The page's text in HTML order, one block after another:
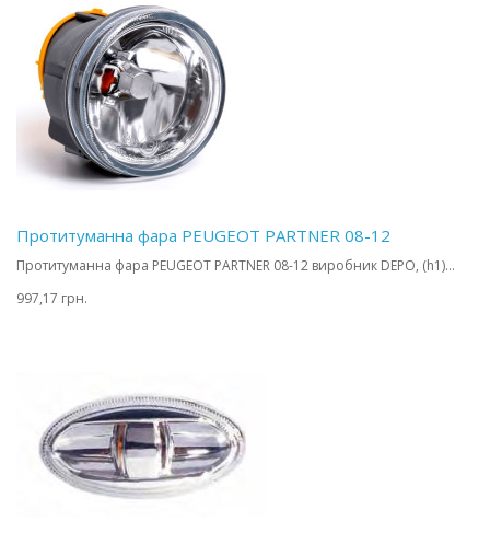
Протитуманна фара PEUGEOT PARTNER 08-12
Протитуманна фара PEUGEOT PARTNER 08-12 виробник DEPO, (h1)...
997,17 грн.